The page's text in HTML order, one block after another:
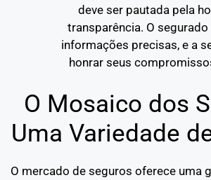
deve ser pautada pela
transparência. O
informações precisas, e a
honrar seus
O Mosaico dos
Uma Variedade
O mercado de seguros oferece uma